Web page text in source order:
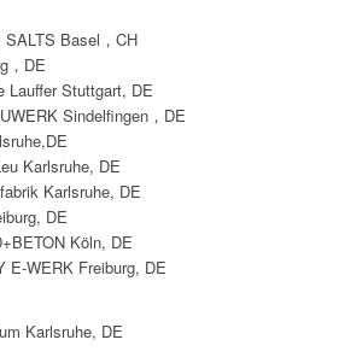
Basel，CH
，DE
Lauffer Stuttgart, DE
Sindelfingen，DE
Karlsruhe, DE
Karlsruhe, DE
DE
Köln, DE
E-WERK Freiburg, DE
Karlsruhe, DE